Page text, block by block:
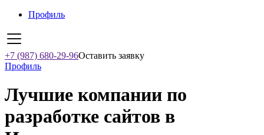
Профиль
+7 (987) 680-29-96Оставить заявку
Профиль
Лучшие компании по
разработке сайтов в